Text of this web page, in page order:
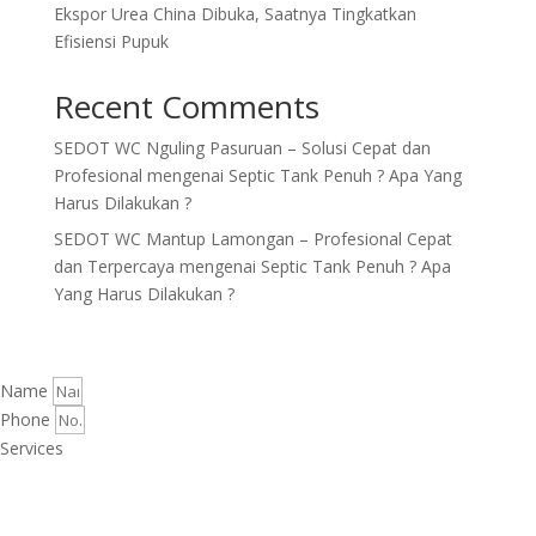
Ekspor Urea China Dibuka, Saatnya Tingkatkan
Efisiensi Pupuk
Recent Comments
SEDOT WC Nguling Pasuruan – Solusi Cepat dan
Profesional mengenai Septic Tank Penuh ? Apa Yang
Harus Dilakukan ?
SEDOT WC Mantup Lamongan – Profesional Cepat
dan Terpercaya mengenai Septic Tank Penuh ? Apa
Yang Harus Dilakukan ?
Name
Phone
Services